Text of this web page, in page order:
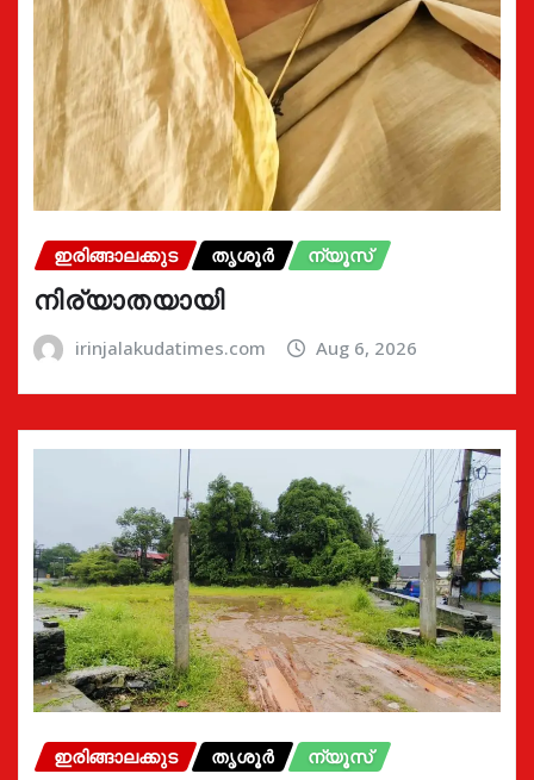
ഇരിങ്ങാലക്കുട തൃശൂർ ന്യൂസ്
നിര്യാതയായി
irinjalakudatimes.com Aug 6, 2026
ഇരിങ്ങാലക്കുട തൃശൂർ ന്യൂസ്